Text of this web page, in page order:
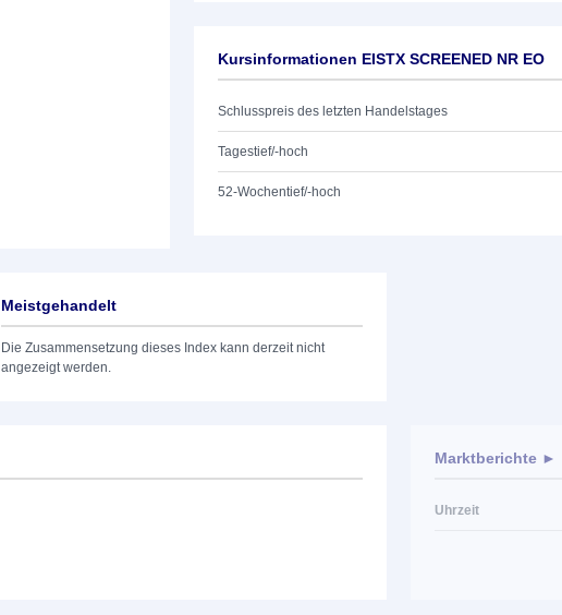
Kursinformationen EISTX SCREENED NR EO
Schlusspreis des letzten Handelstages
Tagestief/-hoch
52-Wochentief/-hoch
Meistgehandelt
Die Zusammensetzung dieses Index kann derzeit nicht
angezeigt werden.
Marktberichte ►
Uhrzeit